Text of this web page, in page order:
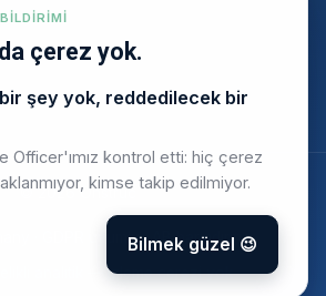
çerez yok.
şey yok, reddedilecek bir
Officer'ımız kontrol etti: hiç çerez
kimse takip edilmiyor.
Bilmek güzel 😉
© 2026 Onstruc
· GDPR uyumlu · AB barındırma
analitik — izleme çerezi yok